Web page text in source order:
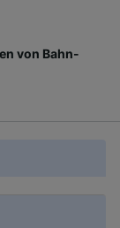
von Bahn-